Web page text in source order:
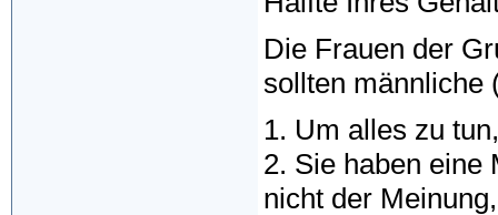
Die Frauen der
sollten männliche
1. Um alles zu
2. Sie haben eine
nicht der